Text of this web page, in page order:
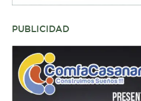
PUBLICIDAD